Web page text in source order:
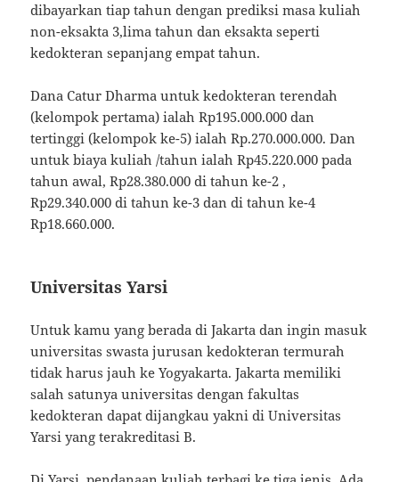
dibayarkan tiap tahun dengan prediksi masa kuliah
non-eksakta 3,lima tahun dan eksakta seperti
kedokteran sepanjang empat tahun.
Dana Catur Dharma untuk kedokteran terendah
(kelompok pertama) ialah Rp195.000.000 dan
tertinggi (kelompok ke-5) ialah Rp.270.000.000. Dan
untuk biaya kuliah /tahun ialah Rp45.220.000 pada
tahun awal, Rp28.380.000 di tahun ke-2 ,
Rp29.340.000 di tahun ke-3 dan di tahun ke-4
Rp18.660.000.
Universitas Yarsi
Untuk kamu yang berada di Jakarta dan ingin masuk
universitas swasta jurusan kedokteran termurah
tidak harus jauh ke Yogyakarta. Jakarta memiliki
salah satunya universitas dengan fakultas
kedokteran dapat dijangkau yakni di Universitas
Yarsi yang terakreditasi B.